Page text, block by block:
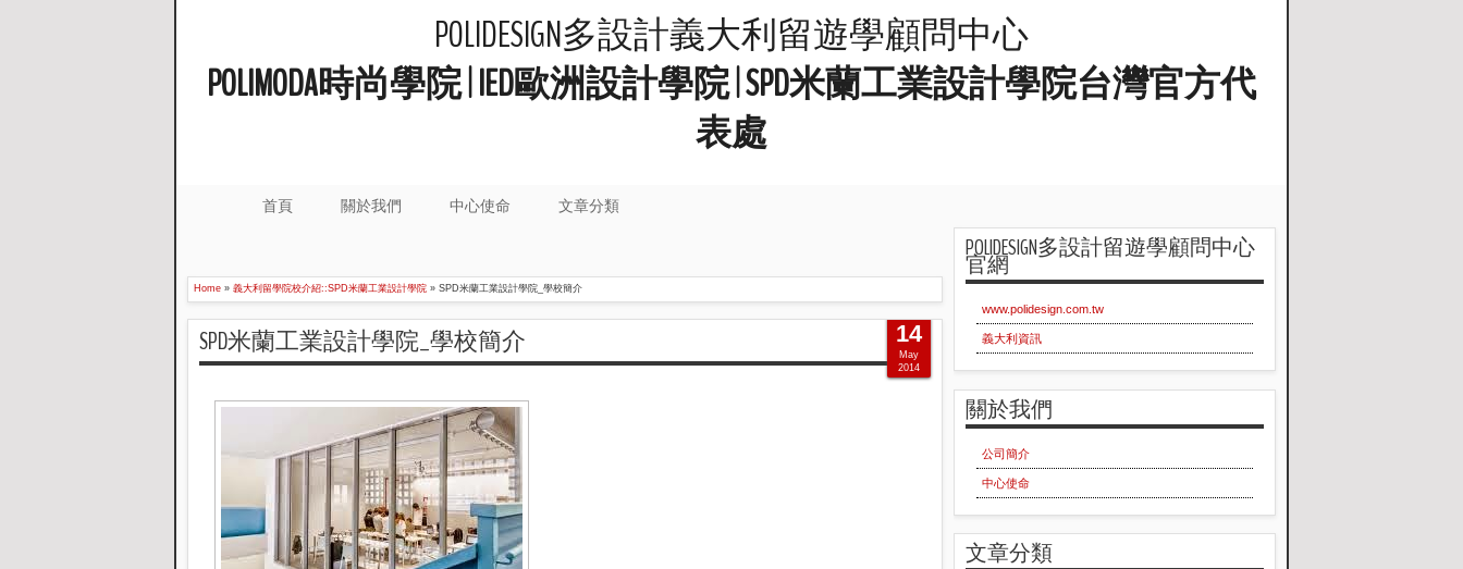
POLIDESIGN多設計義大利留遊學顧問中心
POLIMODA時尚學院 | IED歐洲設計學院 | SPD米蘭工業設計學院台灣官方代
表處
首頁 關於我們 中心使命 文章分類
Home » 義大利留學院校介紹::SPD米蘭工業設計學院 » SPD米蘭工業設計學院_學校簡介
SPD米蘭工業設計學院_學校簡介 14
May
2014
POLIDESIGN多設計留遊學顧問中心
官網
www.polidesign.com.tw
義大利資訊
關於我們
公司簡介
中心使命
文章分類